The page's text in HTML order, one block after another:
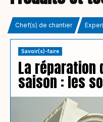
Chef(s) de chantier
Savoir(s)-faire
La réparation
saison : les